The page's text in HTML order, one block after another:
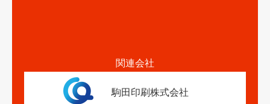
関連会社
駒田印刷株式会社